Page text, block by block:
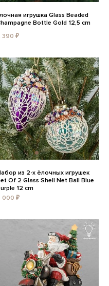
игрушка Glass Beaded
Bottle Gold 12,5 cm
390 ₽
из 2-х ёлочных игрушек
Of 2 Glass Shell Net Ball Blue
12 cm
000 ₽